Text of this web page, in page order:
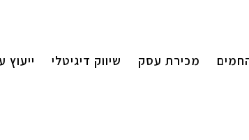
ייעוץ שיווק דיגיטלי מכירת עסק